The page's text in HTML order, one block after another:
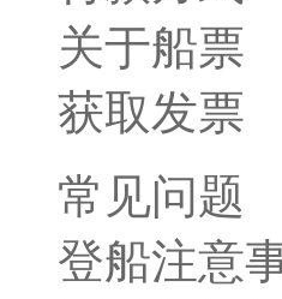
关于船票
获取发票
常见问题
登船注意